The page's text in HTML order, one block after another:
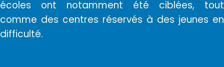
écoles ont notamment été ciblées, tout
comme des centres réservés à des jeunes en
difficulté.